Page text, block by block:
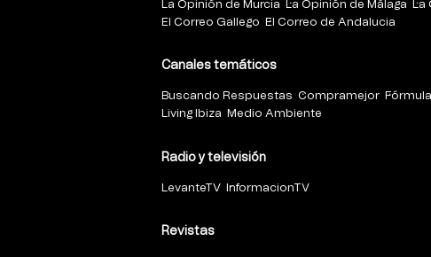
La Opinión de Murcia
La Opinión de Málaga La
El Correo Gallego
El Correo de Andalucia
Canales temáticos
Buscando Respuestas Compramejor
Living Ibiza
Medio Ambiente
Radio y televisión
LevanteTV InformacionTV
Revistas